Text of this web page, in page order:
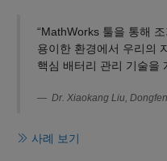
“MathWorks 툴을 통해
용이한 환경에서 우리의
핵심 배터리 관리 기술을
Dr. Xiaokang Liu,
사례 보기